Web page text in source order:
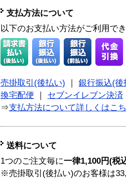
支払方法について
以下のお支払い方法がご利用で
売掛取引(後払い)
銀行振込(後
換宅配便
セブンイレブン決済
⇒支払方法について詳しくはこ
送料について
1つのご注文毎に一律1,100円(税
※売掛取引(後払い)のお客様は